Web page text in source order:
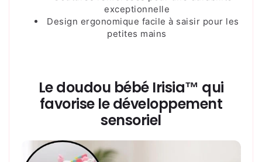
exceptionnelle
Design ergonomique facile à saisir pour les
petites mains
Ledoudou bébé Irisia™ qui
favorise le développement
sensoriel